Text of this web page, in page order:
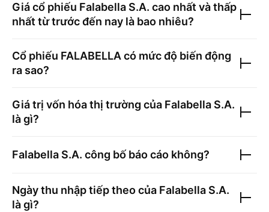
Giá cổ phiếu Falabella S.A. cao nhất và thấp
nhất từ trước đến nay là bao nhiêu?
Cổ phiếu FALABELLA có mức độ biến động
ra sao?
Giá trị vốn hóa thị trường của Falabella S.A.
là gì?
Falabella S.A. công bố báo cáo không?
Ngày thu nhập tiếp theo của Falabella S.A.
là gì?